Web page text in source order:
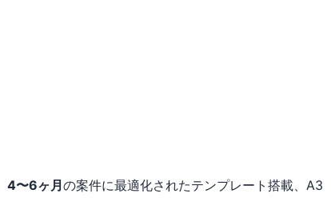
4〜6ヶ月の案件に最適化されたテンプレート搭載、A3